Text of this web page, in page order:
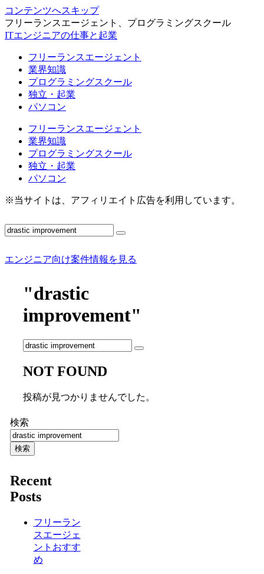
コンテンツへスキップ
フリーランスエージェント、プログラミングスクール
ITエンジニアの仕事と起業
フリーランスエージェント
業界知識
プログラミングスクール
独立・起業
パソコン
フリーランスエージェント
業界知識
プログラミングスクール
独立・起業
パソコン
※当サイトは、アフィリエイト広告を利用しています。
エンジニア向け案件情報を見る
"drastic
improvement"
NOT FOUND
投稿が見つかりませんでした。
検索
検索
Recent
Posts
フリーラン
スエージェ
ントおすす
め